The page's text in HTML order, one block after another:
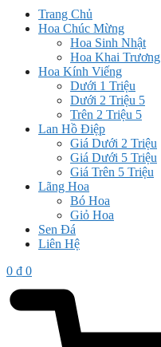
Trang Chủ
Hoa Chúc Mừng
Hoa Sinh Nhật
Hoa Khai Trương
Hoa Kính Viếng
Dưới 1 Triệu
Dưới 2 Triệu 5
Trên 2 Triệu 5
Lan Hồ Điệp
Giá Dưới 2 Triệu
Giá Dưới 5 Triệu
Giá Trên 5 Triệu
Lãng Hoa
Bó Hoa
Giỏ Hoa
Sen Đá
Liên Hệ
0 ₫ 0